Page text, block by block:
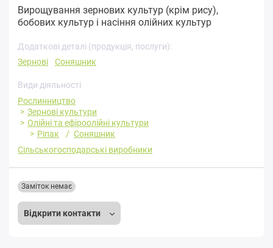
Вирощування зернових культур (крім рису),
бобових культур і насіння олійних культур
Додаткові деталі (продукція, послуги):
Зернові
Соняшник
Види діяльності
Рослинництво
Зернові культури
Олійні та ефіроолійні культури
Ріпак
Соняшник
Сільськогосподарські виробники
Відкрити контакти
Заміток немає